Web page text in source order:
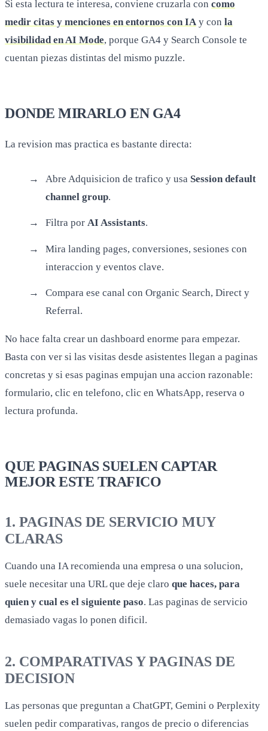
Si esta lectura te interesa, conviene cruzarla con como
medir citas y menciones en entornos con IA y con la
visibilidad en AI Mode, porque GA4 y Search Console te
cuentan piezas distintas del mismo puzzle.
DONDE MIRARLO EN GA4
La revision mas practica es bastante directa:
Abre Adquisicion de trafico y usa Session default
channel group.
Filtra por AI Assistants.
Mira landing pages, conversiones, sesiones con
interaccion y eventos clave.
Compara ese canal con Organic Search, Direct y
Referral.
No hace falta crear un dashboard enorme para empezar.
Basta con ver si las visitas desde asistentes llegan a paginas
concretas y si esas paginas empujan una accion razonable:
formulario, clic en telefono, clic en WhatsApp, reserva o
lectura profunda.
QUE PAGINAS SUELEN CAPTAR
MEJOR ESTE TRAFICO
1. PAGINAS DE SERVICIO MUY
CLARAS
Cuando una IA recomienda una empresa o una solucion,
suele necesitar una URL que deje claro que haces, para
quien y cual es el siguiente paso. Las paginas de servicio
demasiado vagas lo ponen dificil.
2. COMPARATIVAS Y PAGINAS DE
DECISION
Las personas que preguntan a ChatGPT, Gemini o Perplexity
suelen pedir comparativas, rangos de precio o diferencias